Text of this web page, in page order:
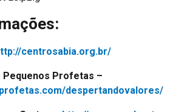
centrosabia.org.br/
Pequenos Profetas –
despertandovalores/